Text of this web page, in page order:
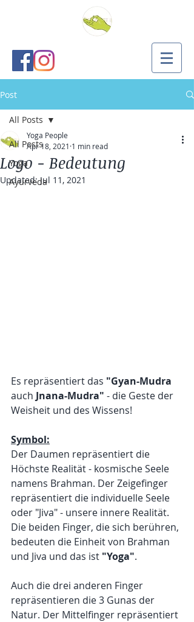
Post
All Posts
Yoga
Ayurveda
All Posts
Logo - Bedeutung
Yoga People
Apr 18, 2021 1 min read
Updated:Jul 11, 2021
Es repräsentiert das "Gyan-Mudra
auch Jnana-Mudra" - die Geste der
Weisheit und des Wissens!
Symbol:
Der Daumen repräsentiert die
Höchste Realität - kosmische Seele
namens Brahman. Der Zeigefinger
repräsentiert die individuelle Seele
oder "Jiva" - unsere innere Realität.
Die beiden Finger, die sich berühren,
bedeuten die Einheit von Brahman
und Jiva und das ist "Yoga".
Auch die drei anderen Finger
repräsentieren die 3 Gunas der
Natur. Der Mittelfinger repräsentiert